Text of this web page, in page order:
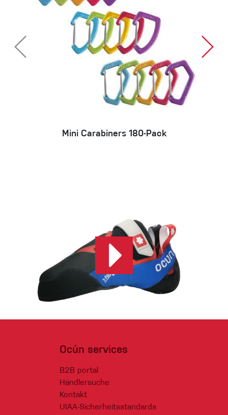
Mini Carabiners 180-Pack
Ocún services
B2B portal
Händlersuche
Kontakt
UIAA-Sicherheitsstandards